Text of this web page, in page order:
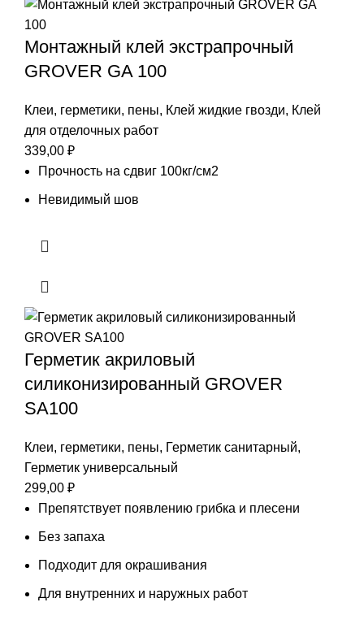
Монтажный клей экстрапрочный
GROVER GA 100
Клеи, герметики, пены, Клей жидкие гвозди, Клей
для отделочных работ
339,00 ₽
Прочность на сдвиг 100кг/см2
Невидимый шов
Герметик акриловый
силиконизированный GROVER
SA100
Клеи, герметики, пены, Герметик санитарный,
Герметик универсальный
299,00 ₽
Препятствует появлению грибка и плесени
Без запаха
Подходит для окрашивания
Для внутренних и наружных работ